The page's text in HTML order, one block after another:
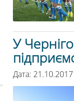
У
Дата: